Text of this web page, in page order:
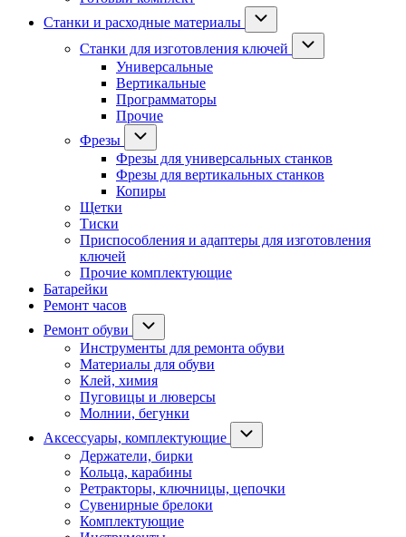
Станки и расходные материалы
Станки для изготовления ключей
Универсальные
Вертикальные
Программаторы
Прочие
Фрезы
Фрезы для универсальных станков
Фрезы для вертикальных станков
Копиры
Щетки
Тиски
Приспособления и адаптеры для изготовления
ключей
Прочие комплектующие
Батарейки
Ремонт часов
Ремонт обуви
Инструменты для ремонта обуви
Материалы для обуви
Клей, химия
Пуговицы и люверсы
Молнии, бегунки
Аксессуары, комплектующие
Держатели, бирки
Кольца, карабины
Ретракторы, ключницы, цепочки
Сувенирные брелоки
Комплектующие